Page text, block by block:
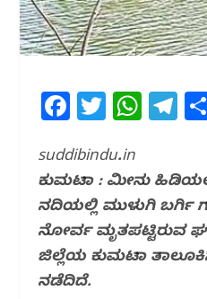
F
c
e
b
o
o
T
itt
e
r
W
at
s
A
p
T
e
g
ra
m
suddibindu.in
ಕುಮಟಾ : ಮೀನು
ನದಿಯಲ್ಲಿ ಮುಳುಗಿ ಬರ್ಗಿ
ನೋರ್ವ ಮೃತಪಟ್ಟಿರುವ
ಜಿಲ್ಲೆಯ ಕುಮಟಾ
ನಡೆದಿದೆ.